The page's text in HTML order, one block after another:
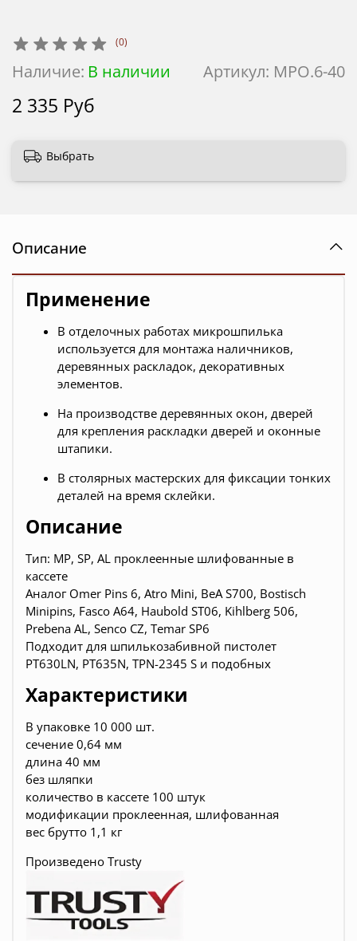
(0)
Артикул: MPO.6-40
Наличие: В наличии
2 335 Руб
Выбрать
Описание
Применение
В отделочных работах микрошпилька
используется для монтажа наличников,
деревянных раскладок, декоративных
элементов.
На производстве деревянных окон, дверей
для крепления раскладки дверей и оконные
штапики.
В столярных мастерских для фиксации тонких
деталей на время склейки.
Описание
Тип: MP, SP, AL проклеенные шлифованные в
кассете
Аналог Omer Pins 6, Atro Mini, BeA S700, Bostisch
Minipins, Fasco A64, Haubold ST06, Kihlberg 506,
Prebena AL, Senco CZ, Temar SP6
Подходит для шпилькозабивной пистолет
PT630LN, PT635N, TPN-2345 S и подобных
Характеристики
В упаковке 10 000 шт.
сечение 0,64 мм
длина 40 мм
без шляпки
количество в кассете 100 штук
модификации проклеенная, шлифованная
вес брутто 1,1 кг
Произведено Trusty